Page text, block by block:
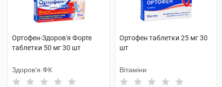
Ортофен-Здоров'я Форте
таблетки 50 мг 30 шт
Здоров'я ФК
Ортофен таблетки 25 мг 30
шт
Вітаміни